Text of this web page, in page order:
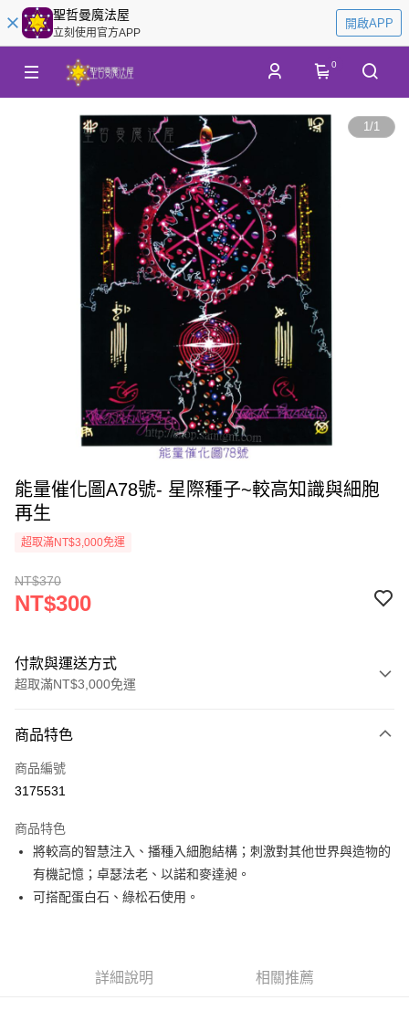
聖哲曼魔法屋
立刻使用官方APP
開啟APP
0
1/1
能量催化圖A78號- 星際種子~較高知識與細胞
再生
超取滿NT$3,000免運
NT$370
NT$300
付款與運送方式
超取滿NT$3,000免運
信用卡一次付款
超商取貨付款
Apple Pay
街口支付
商品特色
商品編號
3175531
商品特色
將較高的智慧注入、播種入細胞結構；刺激對其他世界與造物的
有機記憶；卓瑟法老、以諾和麥達昶。
可搭配蛋白石、綠松石使用。
詳細說明 相關推薦